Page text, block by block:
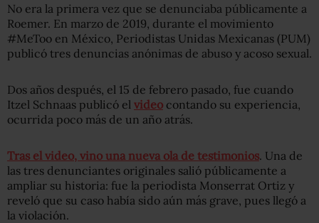
No era la primera vez que se denunciaba públicamente a
Roemer. En marzo de 2019, durante el movimiento
#MeToo en México, Periodistas Unidas Mexicanas (PUM)
publicó tres denuncias anónimas de abuso y acoso sexual.
Dos años después, el 15 de febrero pasado, fue cuando
Itzel Schnaas publicó el video contando su experiencia,
ocurrida poco más de un año atrás.
Tras el video, vino una nueva ola de testimonios. Una de
las tres denunciantes originales salió públicamente a
ampliar su historia: fue la periodista Monserrat Ortiz y
reveló que su caso había sido aún más grave, pues llegó a
la violación.